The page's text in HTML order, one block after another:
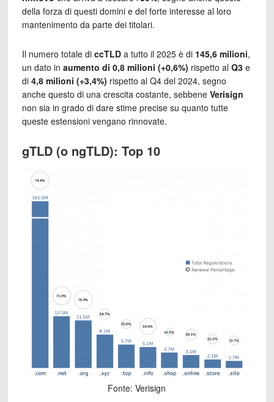
della forza di questi domini e del forte interesse al loro
mantenimento da parte dei titolari.
Il numero totale di ccTLDa tutto il 2025 è di 145,6 milioni,
un dato in aumento di 0,8 milioni (+0,6%) rispetto al Q3e
di 4,8 milioni (+3,4%) rispetto al Q4 del 2024, segno
anche questo di una crescita costante, sebbene Verisign
non sia in grado di dare stime precise su quanto tutte
queste estensioni vengano rinnovate.
gTLD (o ngTLD): Top 10
Fonte: Verisign